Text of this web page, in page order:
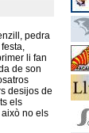
pedra
li fan
de son
desijos de
els
no els